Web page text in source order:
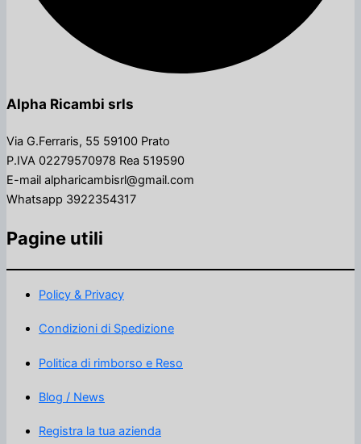
Alpha Ricambi srls
Via G.Ferraris, 55 59100 Prato
P.IVA 02279570978 Rea 519590
E-mail alpharicambisrl@gmail.com
Whatsapp 3922354317
Pagine utili
Policy & Privacy
Condizioni di Spedizione
Politica di rimborso e Reso
Blog / News
Registra la tua azienda